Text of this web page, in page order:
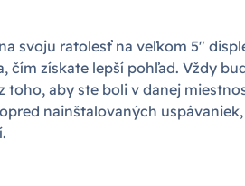
svoju ratolesť na veľkom 5"
čím získate lepší pohľad. Vždy
toho, aby ste boli v danej
nainštalovaných uspávaniek,